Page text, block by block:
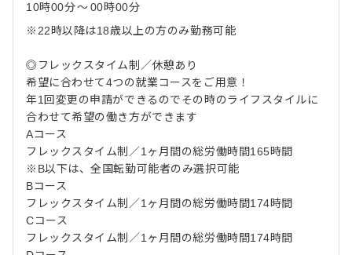
10時00分〜00時00分
※22時以降は18歳以上の方のみ勤務可能
◎フレックスタイム制／休憩あり
希望に合わせて4つの就業コースをご用意！
年1回変更の申請ができるのでその時のライフスタイルに
合わせて希望の働き方ができます
Aコース
フレックスタイム制／1ヶ月間の総労働時間165時間
※B以下は、全国転勤可能者のみ選択可能
Bコース
フレックスタイム制／1ヶ月間の総労働時間174時間
Cコース
フレックスタイム制／1ヶ月間の総労働時間174時間